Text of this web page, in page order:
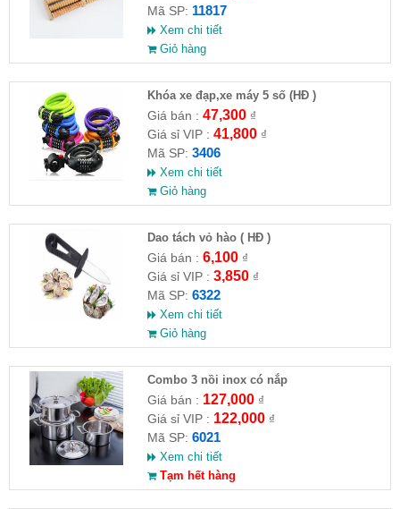
Mã SP: 11817
Xem chi tiết
Giỏ hàng
Khóa xe đạp,xe máy 5 số (HĐ )
Giá bán : 47,300₫
Giá sỉ VIP : 41,800₫
Mã SP: 3406
Xem chi tiết
Giỏ hàng
Dao tách vỏ hào ( HĐ )
Giá bán : 6,100₫
Giá sỉ VIP : 3,850₫
Mã SP: 6322
Xem chi tiết
Giỏ hàng
Combo 3 nồi inox có nắp
Giá bán : 127,000₫
Giá sỉ VIP : 122,000₫
Mã SP: 6021
Xem chi tiết
Tạm hết hàng